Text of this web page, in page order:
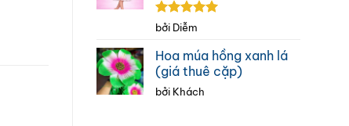
Được xếp
sao
bởi Diễm
Hoa múa hồng xanh lá
(giá thuê cặp)
bởi Khách